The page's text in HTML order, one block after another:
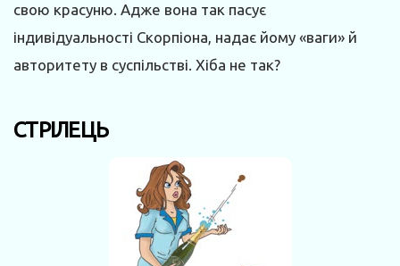
свою красуню. Адже вона так пасує
індивідуальності Скорпіона, надає йому «ваги» й
авторитету в суспільстві. Хіба не так?
CТРІЛЕЦЬ